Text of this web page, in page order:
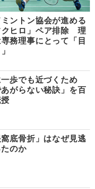
ントン協会が進める
クヒロ」ペア排除 理
務理事にとって「目
歩でも近づくため
がらない秘訣」を百
底骨折」はなぜ見逃
のか